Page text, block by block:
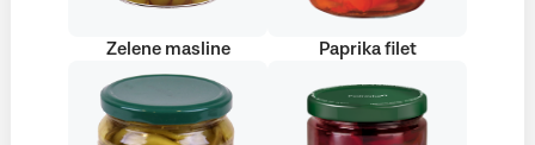
Zelene masline Paprika filet